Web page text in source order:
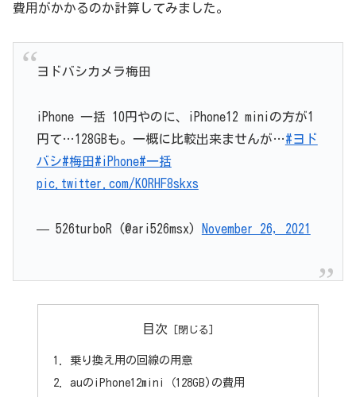
費用がかかるのか計算してみました。
ヨドバシカメラ梅田
iPhone 一括 10円やのに、iPhone12 miniの方が1
円て…128GBも。一概に比較出来ませんが…#ヨド
バシ#梅田 #iPhone#一括
pic.twitter.com/K0RHF8skxs
— 526turboR (@ari526msx) November 26, 2021
目次
乗り換え用の回線の用意
auのiPhone12mini（128GB)の費用